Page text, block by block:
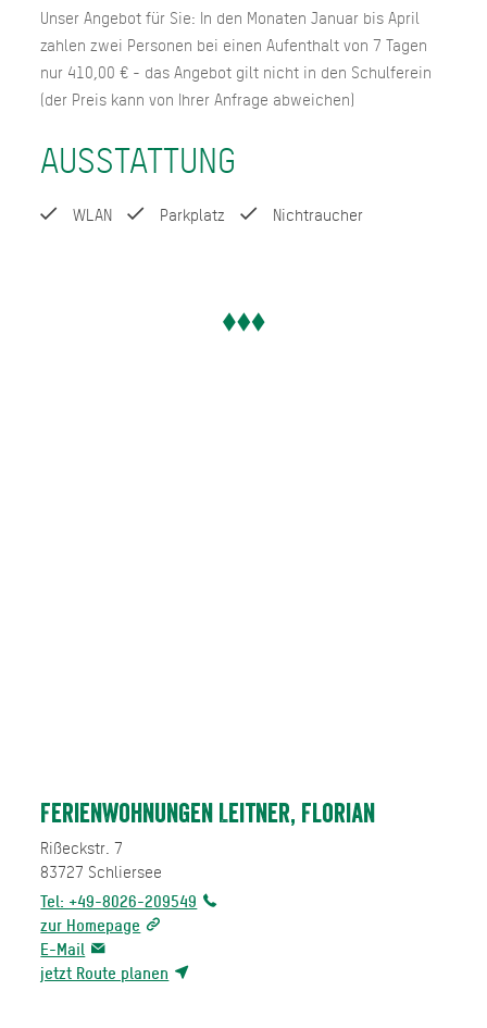
Unser Angebot für Sie: In den Monaten Januar bis April
zahlen zwei Personen bei einen Aufenthalt von 7 Tagen
nur 410,00 € - das Angebot gilt nicht in den Schulferein
(der Preis kann von Ihrer Anfrage abweichen)
AUSSTATTUNG
WLAN Parkplatz Nichtraucher
Ferienwohnungen Leitner, Florian
Rißeckstr. 7
83727 Schliersee
Tel: +49-8026-209549
zur Homepage
E-Mail
jetzt Route planen